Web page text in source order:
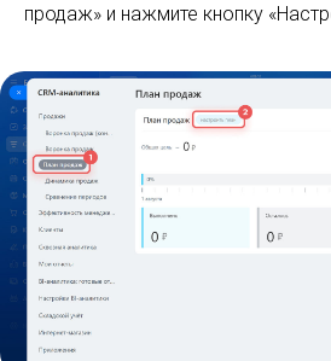
продаж» и нажмите кнопку